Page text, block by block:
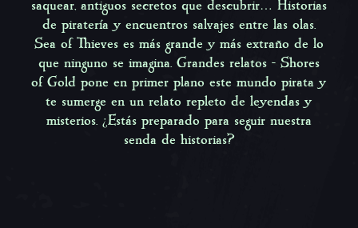
saquear, antiguos secretos que descubrir… Historias
de piratería y encuentros salvajes entre las olas.
Sea of Thieves es más grande y más extraño de lo
que ninguno se imagina. Grandes relatos - Shores
of Gold pone en primer plano este mundo pirata y
te sumerge en un relato repleto de leyendas y
misterios. ¿Estás preparado para seguir nuestra
senda de historias?